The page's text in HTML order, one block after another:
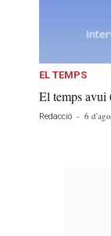
EL TEMPS
El temps avui
Redacció - 6